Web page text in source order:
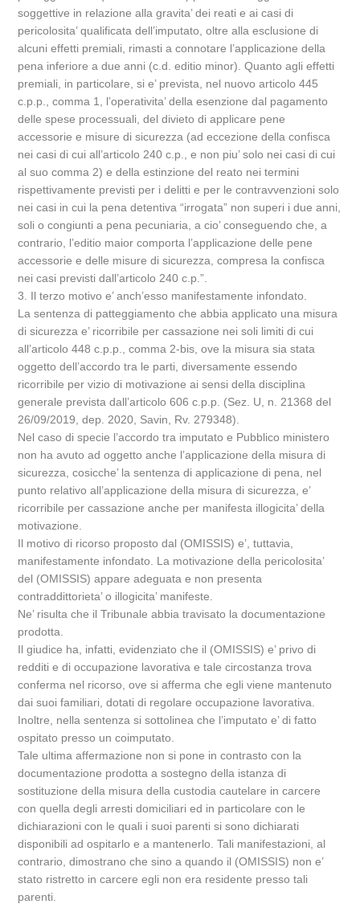
soggettive in relazione alla gravita’ dei reati e ai casi di
pericolosita’ qualificata dell’imputato, oltre alla esclusione di
alcuni effetti premiali, rimasti a connotare l’applicazione della
pena inferiore a due anni (c.d. editio minor). Quanto agli effetti
premiali, in particolare, si e’ prevista, nel nuovo articolo 445
c.p.p., comma 1, l’operativita’ della esenzione dal pagamento
delle spese processuali, del divieto di applicare pene
accessorie e misure di sicurezza (ad eccezione della confisca
nei casi di cui all’articolo 240 c.p., e non piu’ solo nei casi di cui
al suo comma 2) e della estinzione del reato nei termini
rispettivamente previsti per i delitti e per le contravvenzioni solo
nei casi in cui la pena detentiva “irrogata” non superi i due anni,
soli o congiunti a pena pecuniaria, a cio’ conseguendo che, a
contrario, l’editio maior comporta l’applicazione delle pene
accessorie e delle misure di sicurezza, compresa la confisca
nei casi previsti dall’articolo 240 c.p.”.
3. Il terzo motivo e’ anch’esso manifestamente infondato.
La sentenza di patteggiamento che abbia applicato una misura
di sicurezza e’ ricorribile per cassazione nei soli limiti di cui
all’articolo 448 c.p.p., comma 2-bis, ove la misura sia stata
oggetto dell’accordo tra le parti, diversamente essendo
ricorribile per vizio di motivazione ai sensi della disciplina
generale prevista dall’articolo 606 c.p.p. (Sez. U, n. 21368 del
26/09/2019, dep. 2020, Savin, Rv. 279348).
Nel caso di specie l’accordo tra imputato e Pubblico ministero
non ha avuto ad oggetto anche l’applicazione della misura di
sicurezza, cosicche’ la sentenza di applicazione di pena, nel
punto relativo all’applicazione della misura di sicurezza, e’
ricorribile per cassazione anche per manifesta illogicita’ della
motivazione.
Il motivo di ricorso proposto dal (OMISSIS) e’, tuttavia,
manifestamente infondato. La motivazione della pericolosita’
del (OMISSIS) appare adeguata e non presenta
contraddittorieta’ o illogicita’ manifeste.
Ne’ risulta che il Tribunale abbia travisato la documentazione
prodotta.
Il giudice ha, infatti, evidenziato che il (OMISSIS) e’ privo di
redditi e di occupazione lavorativa e tale circostanza trova
conferma nel ricorso, ove si afferma che egli viene mantenuto
dai suoi familiari, dotati di regolare occupazione lavorativa.
Inoltre, nella sentenza si sottolinea che l’imputato e’ di fatto
ospitato presso un coimputato.
Tale ultima affermazione non si pone in contrasto con la
documentazione prodotta a sostegno della istanza di
sostituzione della misura della custodia cautelare in carcere
con quella degli arresti domiciliari ed in particolare con le
dichiarazioni con le quali i suoi parenti si sono dichiarati
disponibili ad ospitarlo e a mantenerlo. Tali manifestazioni, al
contrario, dimostrano che sino a quando il (OMISSIS) non e’
stato ristretto in carcere egli non era residente presso tali
parenti.